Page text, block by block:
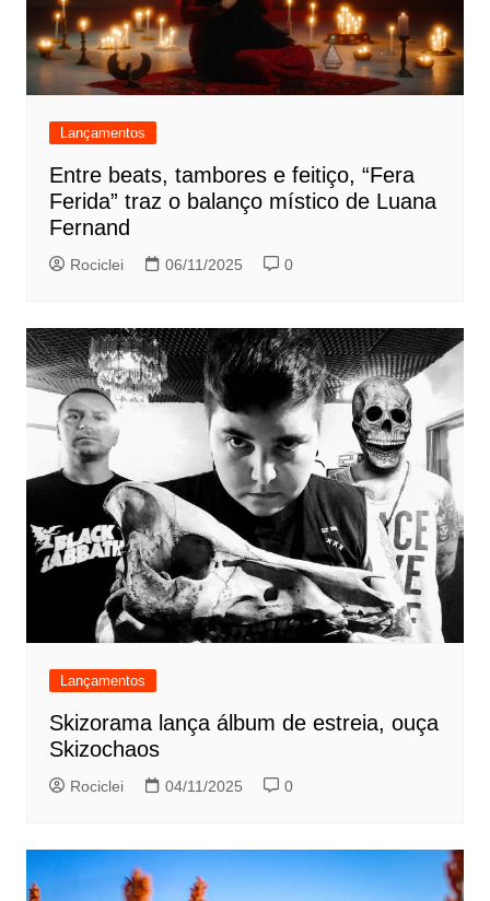
Lançamentos
Entre beats, tambores e feitiço, “Fera
Ferida” traz o balanço místico de Luana
Fernand
Rociclei 06/11/2025 0
Lançamentos
Skizorama lança álbum de estreia, ouça
Skizochaos
Rociclei 04/11/2025 0